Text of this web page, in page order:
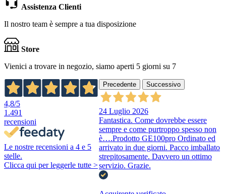
Assistenza Clienti
Il nostro team è sempre a tua disposizione
Store
Vienici a trovare in negozio, siamo aperti 5 giorni su 7
4,8/5
1.491
recensioni
Le nostre recensioni a 4 e 5
stelle.
Clicca qui per leggerle tutte >
Precedente Successivo
24 Luglio 2026
Fantastica. Come dovrebbe essere
sempre e come purtroppo spesso non
è….Prodotto GE100pro Ordinato ed
arrivato in due giorni. Pacco imballato
strepitosamente. Davvero un ottimo
servizio. Grazie.